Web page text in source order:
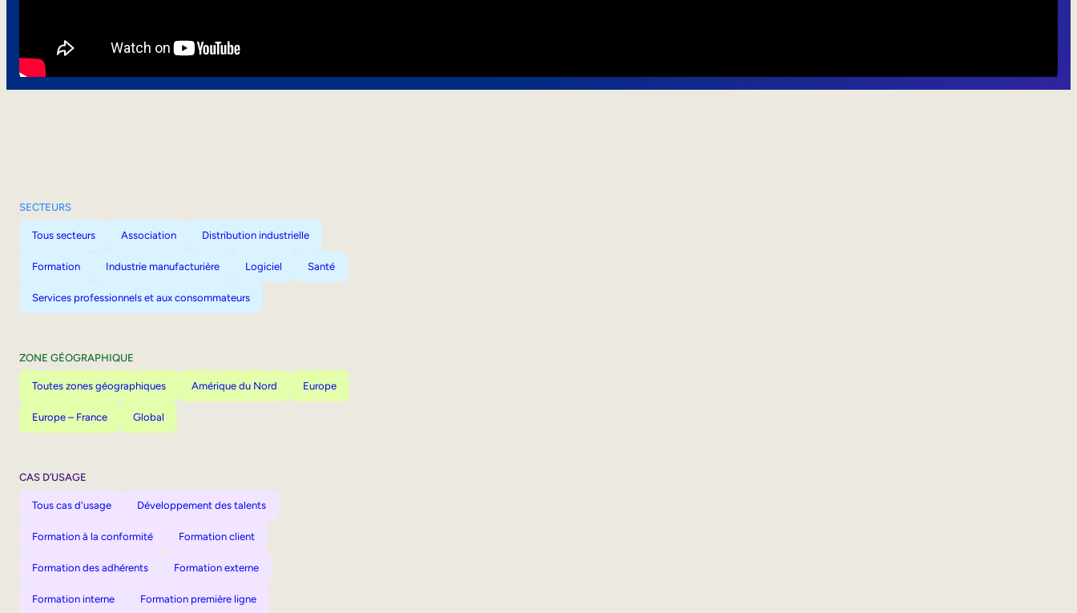
SECTEURS
Tous secteurs Association Distribution industrielle
Formation Industrie manufacturière Logiciel Santé
Services professionnels et aux consommateurs
ZONE GÉOGRAPHIQUE
Toutes zones géographiques Amérique du Nord Europe
Europe – France Global
CAS D’USAGE
Tous cas d'usage Développement des talents
Formation à la conformité Formation client
Formation des adhérents Formation externe
Formation interne Formation première ligne